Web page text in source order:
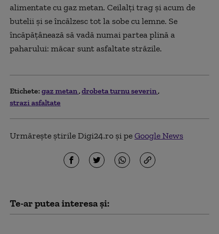
alimentate cu gaz metan. Ceilalţi trag şi acum de
butelii şi se încălzesc tot la sobe cu lemne. Se
încăpăţânează să vadă numai partea plină a
paharului: măcar sunt asfaltate străzile.
Etichete: gaz metan drobeta turnu severin
strazi asfaltate
Urmărește știrile Digi24.ro și peGoogle News
Te-ar putea interesa și: